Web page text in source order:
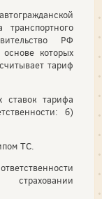
транспортного
РФ
которых
тариф
тарифа
б)
ТС.